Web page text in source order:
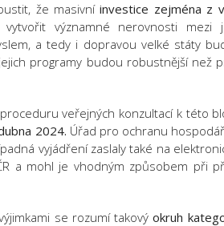
že masivníinvestice zejména z
významné nerovnosti mezi
a tedy i dopravou velké státy
programy budou robustnější než
veřejných konzultací k této
2024. Úřad pro ochranu
vyjádření zaslaly také na
a mohl je vhodným způsobem při
se rozumí takový okruh